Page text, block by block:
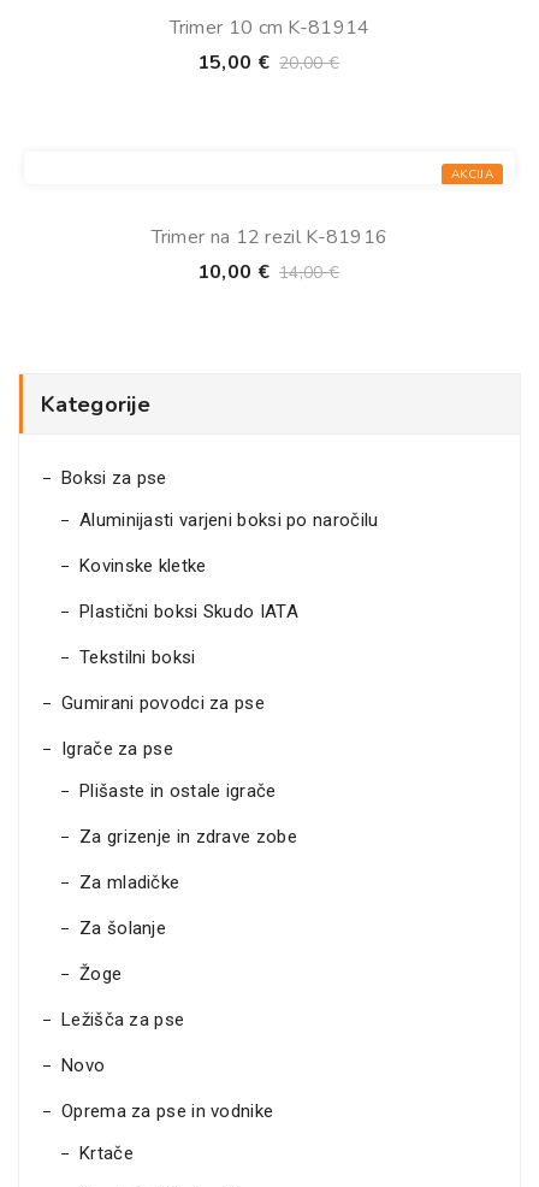
Trimer 10 cm K-81914
15,00 € 20,00€
AKCIJA
Trimer na 12 rezil K-81916
10,00 € 14,00€
Kategorije
Boksi za pse
Aluminijasti varjeni boksi po naročilu
Kovinske kletke
Plastični boksi Skudo IATA
Tekstilni boksi
Gumirani povodci za pse
Igrače za pse
Plišaste in ostale igrače
Za grizenje in zdrave zobe
Za mladičke
Za šolanje
Žoge
Ležišča za pse
Novo
Oprema za pse in vodnike
Krtače